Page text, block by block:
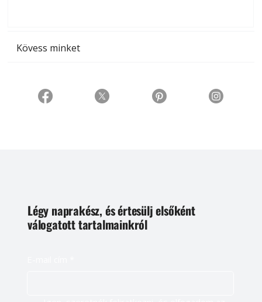
Kövess minket
Légy naprakész, és értesülj elsőként
válogatott tartalmainkról